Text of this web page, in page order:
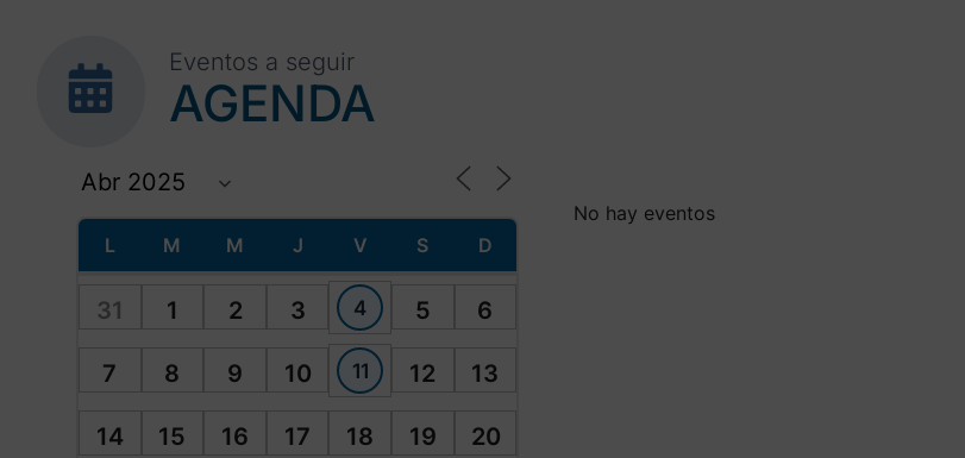
Eventos a seguir
AGENDA
L M M J V S D
31 1 2 3 4 5 6
7 8 9 10 11 12 13
14 15 16 17 18 19 20
No hay eventos